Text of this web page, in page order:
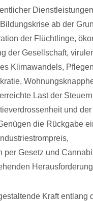
ab der
der Flüchtlinge,
der Gesellschaft,
Klimawandels,
Last der
und
die Rückgabe
per Gesetz und
Kraft entlang